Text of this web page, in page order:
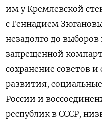
им у Кремлевской
с Геннадием
незадолго до
запрещенной
сохранение советов
развития,
России и
республик в СССР,